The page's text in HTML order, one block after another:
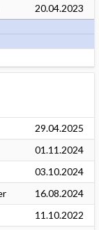
20.04.2023
29.04.2025
01.11.2024
03.10.2024
16.08.2024
11.10.2022